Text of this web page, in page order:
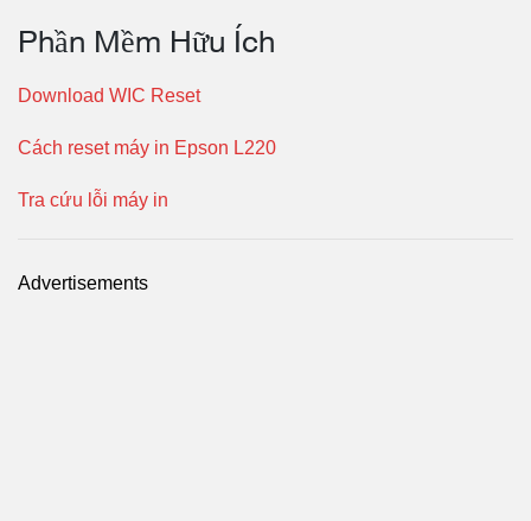
Phần Mềm Hữu Ích
Download WIC Reset
Cách reset máy in Epson L220
Tra cứu lỗi máy in
Advertisements